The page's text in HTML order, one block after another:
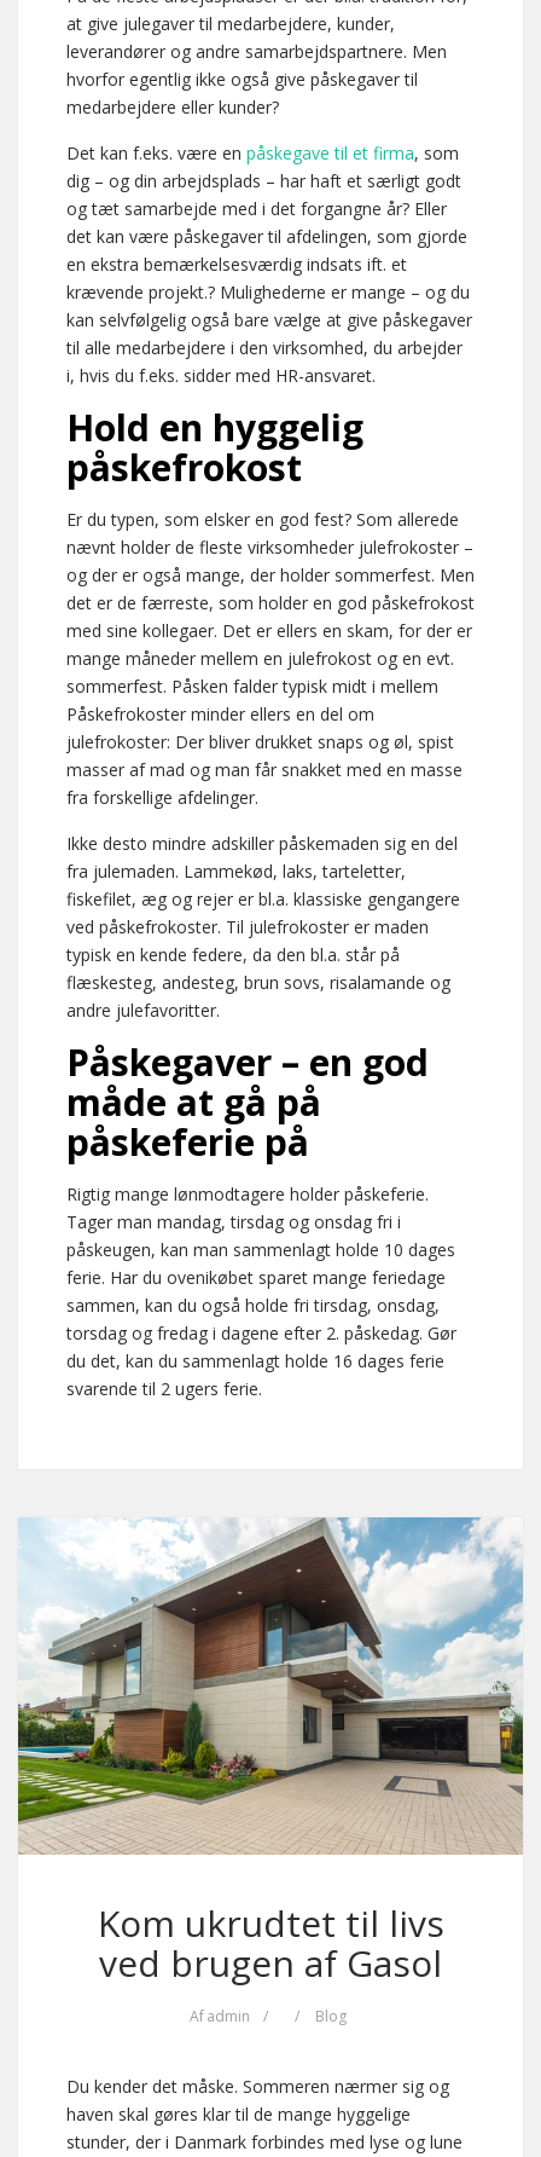
at give julegaver til medarbejdere, kunder,
leverandører og andre samarbejdspartnere. Men
hvorfor egentlig ikke også give påskegaver til
medarbejdere eller kunder?
Det kan f.eks. være en påskegave til et firma, som
dig – og din arbejdsplads – har haft et særligt godt
og tæt samarbejde med i det forgangne år? Eller
det kan være påskegaver til afdelingen, som gjorde
en ekstra bemærkelsesværdig indsats ift. et
krævende projekt.? Mulighederne er mange – og du
kan selvfølgelig også bare vælge at give påskegaver
til alle medarbejdere i den virksomhed, du arbejder
i, hvis du f.eks. sidder med HR-ansvaret.
Hold en hyggelig
påskefrokost
Er du typen, som elsker en god fest? Som allerede
nævnt holder de fleste virksomheder julefrokoster –
og der er også mange, der holder sommerfest. Men
det er de færreste, som holder en god påskefrokost
med sine kollegaer. Det er ellers en skam, for der er
mange måneder mellem en julefrokost og en evt.
sommerfest. Påsken falder typisk midt i mellem
Påskefrokoster minder ellers en del om
julefrokoster: Der bliver drukket snaps og øl, spist
masser af mad og man får snakket med en masse
fra forskellige afdelinger.
Ikke desto mindre adskiller påskemaden sig en del
fra julemaden. Lammekød, laks, tarteletter,
fiskefilet, æg og rejer er bl.a. klassiske gengangere
ved påskefrokoster. Til julefrokoster er maden
typisk en kende federe, da den bl.a. står på
flæskesteg, andesteg, brun sovs, risalamande og
andre julefavoritter.
Påskegaver – en god
måde at gå på
påskeferie på
Rigtig mange lønmodtagere holder påskeferie.
Tager man mandag, tirsdag og onsdag fri i
påskeugen, kan man sammenlagt holde 10 dages
ferie. Har du ovenikøbet sparet mange feriedage
sammen, kan du også holde fri tirsdag, onsdag,
torsdag og fredag i dagene efter 2. påskedag. Gør
du det, kan du sammenlagt holde 16 dages ferie
svarende til 2 ugers ferie.
Kom ukrudtet til livs
ved brugen af Gasol
Af admin / / Blog
Du kender det måske. Sommeren nærmer sig og
haven skal gøres klar til de mange hyggelige
stunder, der i Danmark forbindes med lyse og lune